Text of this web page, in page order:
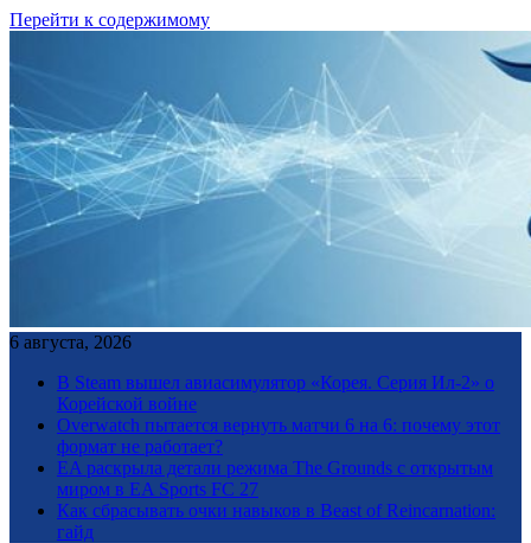
Перейти к содержимому
6 августа, 2026
В Steam вышел авиасимулятор «Корея. Серия Ил-2» о
Корейской войне
Overwatch пытается вернуть матчи 6 на 6: почему этот
формат не работает?
EA раскрыла детали режима The Grounds с открытым
миром в EA Sports FC 27
Как сбрасывать очки навыков в Beast of Reincarnation:
гайд